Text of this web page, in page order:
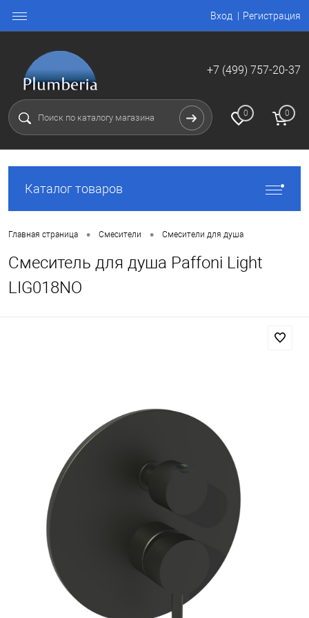
Вход Регистрация
+7 (499) 757-20-37
0 0
Каталог товаров
Главная страница • Смесители • Смесители для душа
Смеситель для душа Paffoni Light
LIG018NO